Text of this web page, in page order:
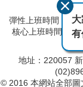
彈性上班時間：
核心上班時間：星
地址：220057
© 2016 本網站全部圖
有